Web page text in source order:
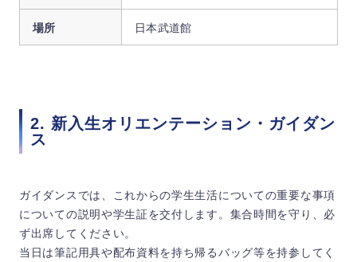
場所 日本武道館
2. 新入生オリエンテーション・ガイダン
ス
ガイダンスでは、これからの学生生活についての重要な事項
についての説明や学生証を交付します。集合時間を守り、必
ず出席してください。
当日は筆記用具や配布資料を持ち帰るバッグ等を持参してく